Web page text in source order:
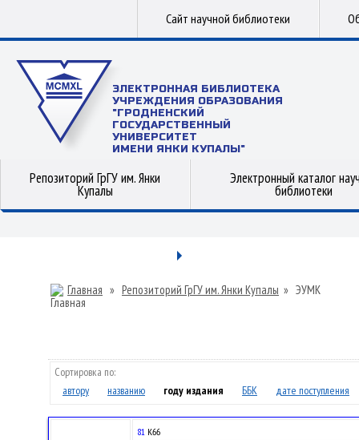
Сайт научной библиотеки
ЭЛЕКТРОННАЯ БИБЛИОТЕКА
УЧРЕЖДЕНИЯ ОБРАЗОВАНИЯ
"ГРОДНЕНСКИЙ
ГОСУДАРСТВЕННЫЙ
УНИВЕРСИТЕТ
ИМЕНИ ЯНКИ КУПАЛЫ"
Репозиторий ГрГУ им. Янки
Купалы
Электронный каталог
библиотеки
Главная » Репозиторий ГрГУ им. Янки Купалы » ЭУМК
Сортировка по:
автору
названию году издания ББК дате поступления
81 К66